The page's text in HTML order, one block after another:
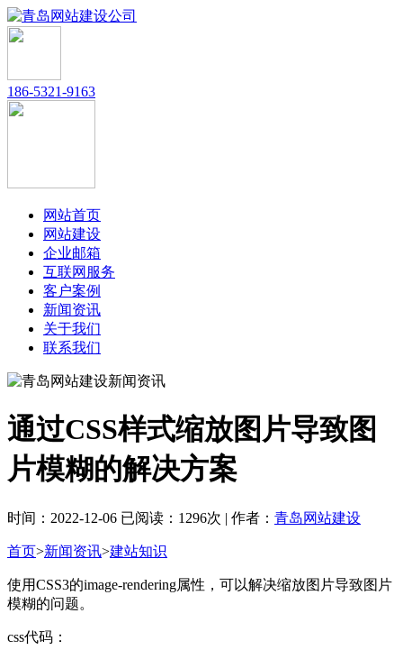
186-5321-9163
网站首页
网站建设
企业邮箱
互联网服务
客户案例
新闻资讯
关于我们
联系我们
通过CSS样式缩放图片导致图
片模糊的解决方案
时间：2022-12-06 已阅读：1296次 | 作者： 青岛网站建设
首页>新闻资讯>建站知识
使用CSS3的image-rendering属性，可以解决缩放图片导致图片
模糊的问题。
css代码：